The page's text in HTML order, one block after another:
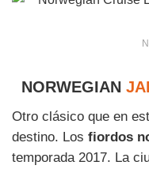
NORWEGIAN
Otro clásico que en
destino. Los fiordos
temporada 2017. La